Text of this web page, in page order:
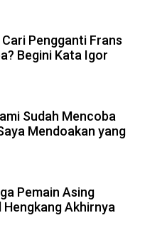
Pengganti Frans
Begini Kata Igor
Sudah Mencoba
Mendoakan yang
Pemain Asing
Hengkang Akhirnya